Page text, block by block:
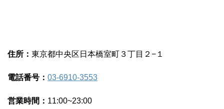
住所： 東京都中央区日本橋室町３丁目２−１
電話番号： 03-6910-3553
営業時間： 11:00~23:00